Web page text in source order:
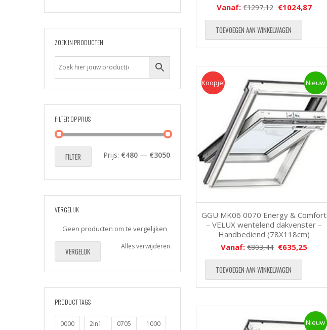
ZOEK IN PRODUCTEN
FILTER OP PRIJS
Min.
Max.
FILTER Prijs: €480 — €3050
VERGELIJK
Geen producten om te vergelijken
Alles verwijderen
VERGELIJK
PRODUCT TAGS
0000 2in1 0705 1000
Vanaf: €1297,12 €1024,87
TOEVOEGEN AAN WINKELWAGEN
Koopje Nieuw
Koopje!
GGU MK06 0070 Energy & Comfort
– VELUX wentelend dakvenster –
Handbediend (78X118cm)
Vanaf:€803,44 €635,25
TOEVOEGEN AAN WINKELWAGEN
Nieuw